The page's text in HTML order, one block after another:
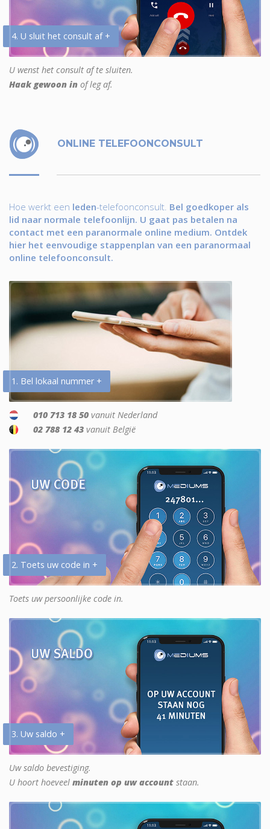
4. U sluit het consult af +
U wenst het consult af te sluiten.
Haak gewoon in of leg af.
ONLINE TELEFOONCONSULT
Hoe werkt een leden-telefoonconsult. Bel goedkoper als
lid naar normale telefoonlijn. U gaat pas betalen na
contact met een paranormale online medium. Ontdek
hier het eenvoudige stappenplan van een paranormaal
online telefoonconsult.
1. Bel lokaal nummer +
010 713 18 50 vanuit Nederland
02 788 12 43 vanuit België
2. Toets uw code in +
Toets uw persoonlijke code in.
3. Uw saldo +
Uw saldo bevestiging.
U hoort hoeveel minuten op uw account staan.